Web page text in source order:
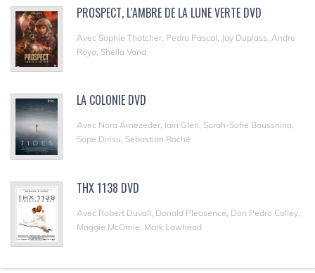
PROSPECT, L'AMBRE DE LA LUNE VERTE DVD
Avec Sophie Thatcher, Pedro Pascal, Jay Duplass, Andre
Royo, Sheila Vand
LA COLONIE DVD
Avec Nora Arnezeder, Iain Glen, Sarah-Sofie Boussnina,
Sope Dirisu, Sebastian Roché
THX 1138 DVD
Avec Robert Duvall, Donald Pleasence, Don Pedro Colley,
Maggie McOmie, Mark Lawhead